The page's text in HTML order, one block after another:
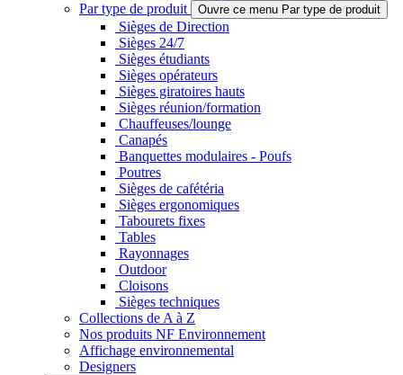
Par type de produit
Ouvre ce menu Par type de produit
Sièges de Direction
Sièges 24/7
Sièges étudiants
Sièges opérateurs
Sièges giratoires hauts
Sièges réunion/formation
Chauffeuses/lounge
Canapés
Banquettes modulaires - Poufs
Poutres
Sièges de cafétéria
Sièges ergonomiques
Tabourets fixes
Tables
Rayonnages
Outdoor
Cloisons
Sièges techniques
Collections de A à Z
Nos produits NF Environnement
Affichage environnemental
Designers